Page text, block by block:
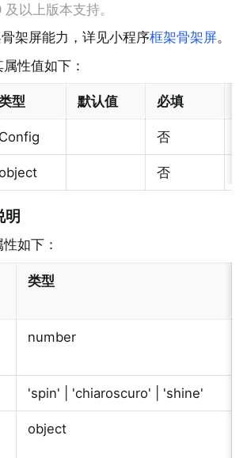
以上版本支持。
架屏能力，详见小程序框架骨架屏。
性值如下：
型 默认值 必填
Config 否
否
如下：
类型
number
'spin' | 'chiaroscuro' | 'shine'
object